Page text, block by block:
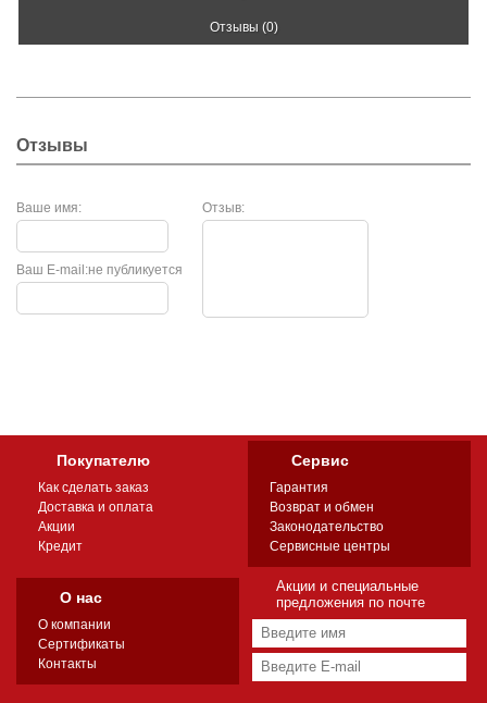
Отзывы (0)
Отзывы
Ваше имя: Отзыв:
не публикуется
Ваш E-mail:
Покупателю
Как сделать заказ
Доставка и оплата
Акции
Кредит
Сервис
Гарантия
Возврат и обмен
Законодательство
Сервисные центры
О нас
О компании
Сертификаты
Контакты
Акции и специальные
предложения по почте